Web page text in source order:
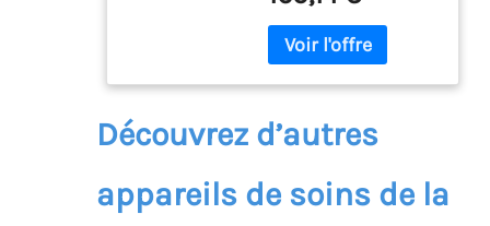
Découvrez d’autres
appareils de soins de la